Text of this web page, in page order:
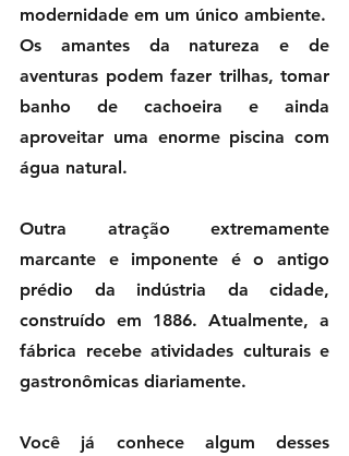
Os amantes da natureza e de
aventuras podem fazer trilhas, tomar
banho de cachoeira e ainda
aproveitar uma enorme piscina com
água natural.
Outra atração extremamente
marcante e imponente é o antigo
prédio da indústria da cidade,
construído em 1886. Atualmente, a
fábrica recebe atividades culturais e
gastronômicas diariamente.
Você já conhece algum desses